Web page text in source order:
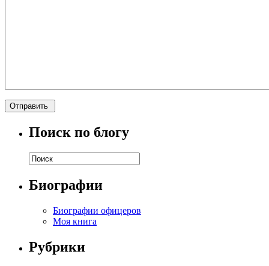
Поиск по блогу
Биографии
Биографии офицеров
Моя книга
Рубрики